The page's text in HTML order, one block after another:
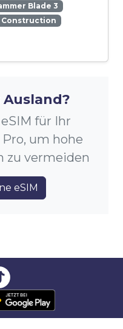
Blade 3
Construction
Ausland?
für Ihr
um hohe
zu vermeiden
eSIM